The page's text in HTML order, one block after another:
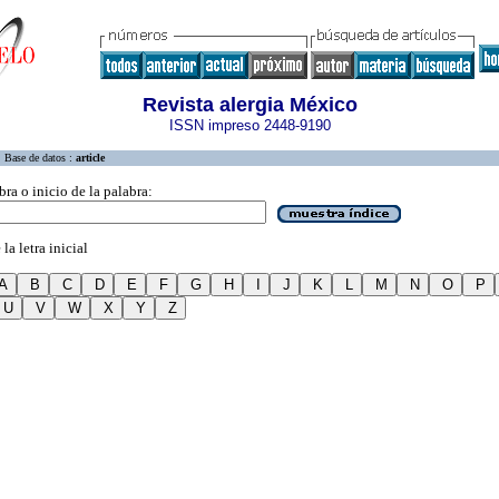
Revista alergia México
ISSN impreso 2448-9190
Base de datos : article
o inicio de la palabra:
la letra inicial